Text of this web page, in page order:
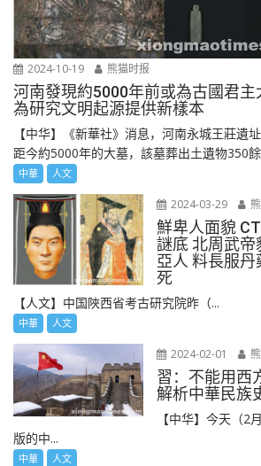
2024-10-19 熊猫时报
河南發現約5000年前或為古國君
為研究文明起源提供新樣本
【中华】《新華社》消息，河南永城王莊遺
距今約5000年的大墓，該墓葬出土遺物350
中華 人文
2024-03-29
鮮卑人面貌
謎底 北周武帝
亞人 料長服丹
死
【人文】中国陜西省考古研究院昨（...
中華 人文
2024-02-01
習：不能用西
解析中華民族
【中华】今天（2
版的中...
中華 人文